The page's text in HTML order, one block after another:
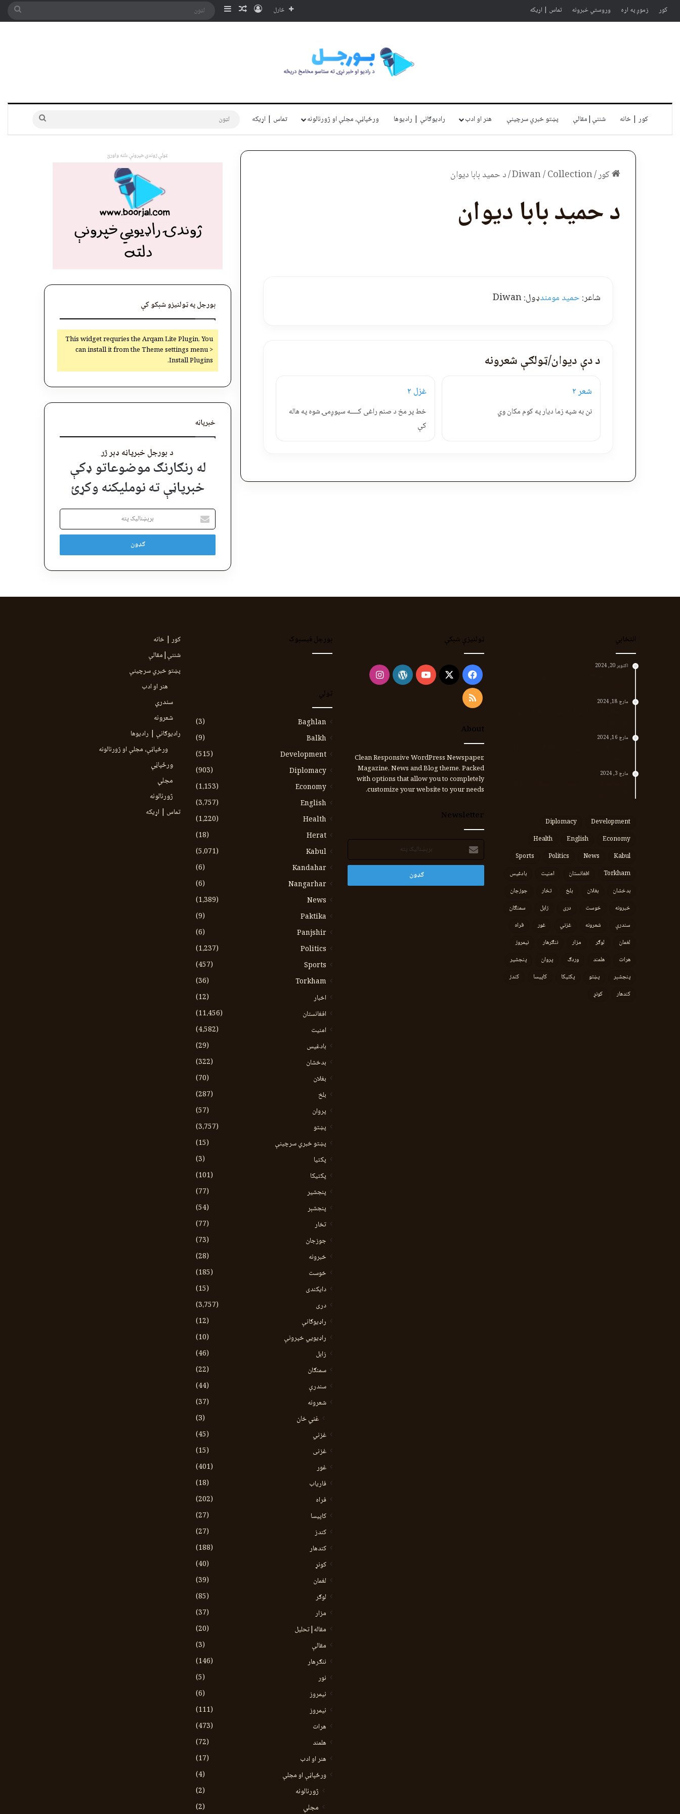
کور زموږ په اړه وروستي خبرونه تماس | اړیکه څارل ننوتلناڅاپه توری
Sidebar لټون
کور | خانه شننې|مقالې پښتو خبري سرچينې هنر او ادب رادیوګانې | رادیوها ورځپاڼې، مجلې او ژورنالونه تماس | اړیکه لټون
کور/
Diwan / Collection
/د حمید بابا دیوان
د حمید بابا دیوان
شاعر: حمید مومندډول: Diwan
د دې دیوان/ټولګې شعرونه
شعر ۲
نن به شپه زما ديار په کوم مکان وي
غزل ۲
خط پر مخ د صنم راغی کـــــه سپوږمۍ شوه په هاله
کې
ټولې ژوندۍ خپرونې دلته واورئ
بورجل په ټولنیزو شبکو کې
This widget requries the Arqam Lite Plugin, You
can install it from the Theme settings menu >
Install Plugins.
خبرپاڼه
د بورجل خبرپاڼه ډېر ژر
له رنګارنګ موضوعاتو ډکې
خبرپاڼې ته نوملیکنه وکړئ
برېښنالیک
پته
انتخابي
اکتوبر 20, 2024
مارچ 18, 2024
مارچ 16, 2024
مارچ 3, 2024
Development
Diplomacy
Economy
English
Health
Kabul
News
Politics
Sports
Torkham
افغانستان امنیت
بادغیس
بدخشان
بغلان بلخ تخار
جوزجان
خبرونه
خوست دری زابل
سمنګان
سندرې
شعرونه غزني غور
فراه
لغمان
لوګر مزار ننګرهار
نیمروز
هرات
هلمند وردګ پروان
پنجشیر
پنجشېر
پښتو پکتیکا کاپیسا
کندز
کندهار
کونړ
ټولنیزې شبکې
Facebook
X
YouTube
WordPress
Instagram
RSS
About
Clean Responsive WordPress Newspaper,
Magazine, News and Blog theme. Packed
with options that allow you to completely
customize your website to your needs.
Newsletter
برېښنالیک
پته
بورجل فیسبوک
ټولي
Baghlan
(3)
Balkh
(9)
Development
(515)
Diplomacy
(903)
Economy
(1،153)
English
(3،757)
Health
(1،220)
Herat
(18)
Kabul
(5،071)
Kandahar
(6)
Nangarhar
(6)
News
(1،389)
Paktika
(9)
Panjshir
(6)
Politics
(1،237)
Sports
(457)
Torkham
(36)
اخبار
(12)
افغانستان
(11،456)
امنیت
(4،582)
بادغیس
(29)
بدخشان
(322)
بغلان
(70)
بلخ
(287)
پروان
(57)
پښتو
(3،757)
پښتو خبري سرچينې
(15)
پکتيا
(3)
پکتیکا
(101)
پنجشیر
(77)
پنجشېر
(54)
تخار
(77)
جوزجان
(73)
خبرونه
(28)
خوست
(185)
دایکندی
(15)
دری
(3،757)
راډیوګانې
(12)
راډیويي خپرونې
(10)
زابل
(46)
سمنګان
(22)
سندرې
(44)
شعرونه
(37)
غني خان
(3)
غزني
(45)
غزنی
(15)
غور
(401)
فاریاب
(18)
فراه
(202)
کاپیسا
(27)
کندز
(27)
کندهار
(188)
کونړ
(40)
لغمان
(39)
لوګر
(85)
مزار
(37)
مقاله|تحلیل
(20)
مقالې
(3)
ننګرهار
(146)
نور
(5)
نيمروز
(6)
نیمروز
(111)
هرات
(473)
هلمند
(72)
هنر او ادب
(17)
ورځپاڼې او مجلې
(4)
ژورنالونه
(2)
مجلې
(2)
کور | خانه
شننې|مقالې
پښتو خبري سرچينې
هنر او ادب
سندرې
شعرونه
رادیوګانې | رادیوها
ورځپاڼې، مجلې او ژورنالونه
ورځپاڼې
مجلې
ژورنالونه
تماس | اړیکه